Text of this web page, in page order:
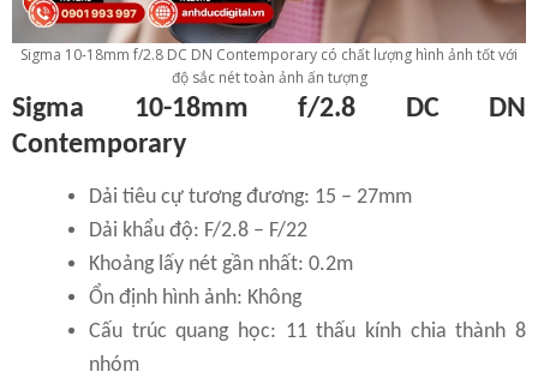
Sigma 10-18mm f/2.8 DC DN Contemporary có chất lượng hình ảnh tốt với
độ sắc nét toàn ảnh ấn tượng
Sigma 10-18mm f/2.8 DC DN
Contemporary
Dải tiêu cự tương đương: 15 – 27mm
Dải khẩu độ: F/2.8 – F/22
Khoảng lấy nét gần nhất: 0.2m
Ổn định hình ảnh: Không
Cấu trúc quang học: 11 thấu kính chia thành 8
nhóm